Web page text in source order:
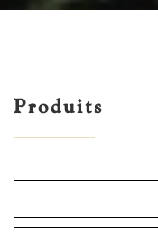
Produits